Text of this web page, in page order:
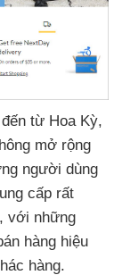
từ Hoa Kỳ,
mở rộng
người dùng
cấp rất
, với những
hàng hiệu
hàng.